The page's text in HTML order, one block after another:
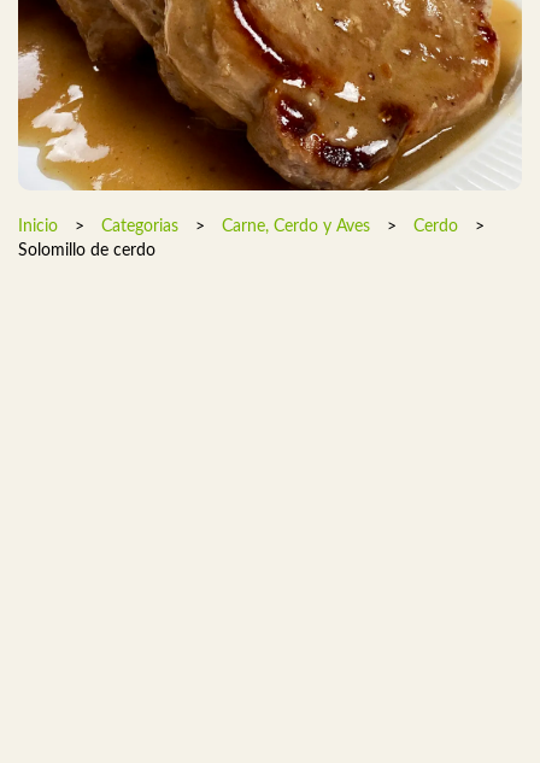
Inicio > Categorias > Carne, Cerdo y Aves > Cerdo
>
Solomillo de cerdo